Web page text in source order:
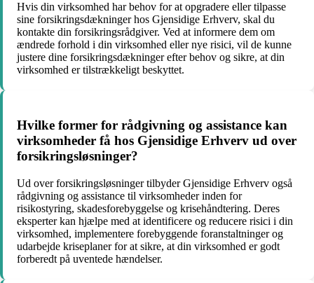
Hvis din virksomhed har behov for at opgradere eller tilpasse
sine forsikringsdækninger hos Gjensidige Erhverv, skal du
kontakte din forsikringsrådgiver. Ved at informere dem om
ændrede forhold i din virksomhed eller nye risici, vil de kunne
justere dine forsikringsdækninger efter behov og sikre, at din
virksomhed er tilstrækkeligt beskyttet.
Hvilke former for rådgivning og assistance kan
virksomheder få hos Gjensidige Erhverv ud over
forsikringsløsninger?
Ud over forsikringsløsninger tilbyder Gjensidige Erhverv også
rådgivning og assistance til virksomheder inden for
risikostyring, skadesforebyggelse og krisehåndtering. Deres
eksperter kan hjælpe med at identificere og reducere risici i din
virksomhed, implementere forebyggende foranstaltninger og
udarbejde kriseplaner for at sikre, at din virksomhed er godt
forberedt på uventede hændelser.